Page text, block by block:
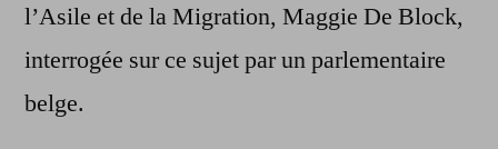
l’Asile et de la Migration, Maggie De Block,
interrogée sur ce sujet par un parlementaire
belge.